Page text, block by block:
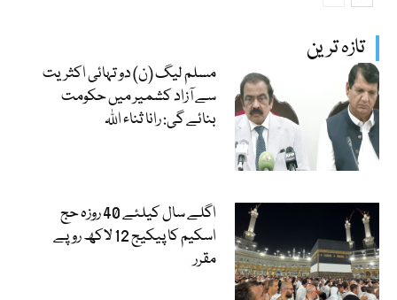
تازہ ترین
مسلم لیگ (ن) دو تہائی اکثریت
سے آزاد کشمیر میں حکومت
بنائے گی: رانا ثناء اللہ
اگلے سال کیلئے 40 روزہ حج
اسکیم کا پیکیج 12 لاکھ روپے
مقرر